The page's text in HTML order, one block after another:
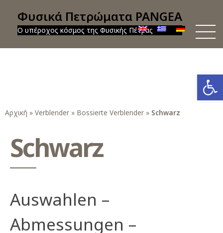
Φυσικά Πετρώματα PANGEA
Ο υπέροχος κόσμος της Φυσικής Πέτρας
Αρχική » Verblender » Bossierte Verblender » Schwarz
Auswahlen –
Abmessungen –
Schwarz